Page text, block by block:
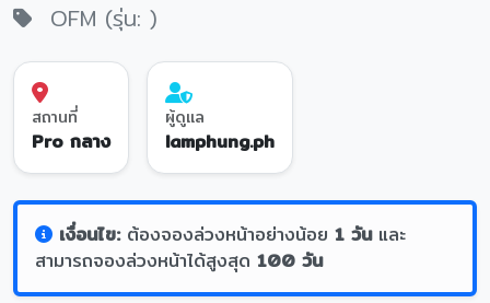
OFM (รุ่น: )
สถานที่
Pro กลาง
ผู้ดูแล
lamphung.ph
เงื่อนไข:ต้องจองล่วงหน้าอย่างน้อย 1 วันและ
สามารถจองล่วงหน้าได้สูงสุด 100 วัน